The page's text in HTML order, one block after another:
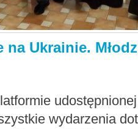
na Ukrainie.
wydarzenia